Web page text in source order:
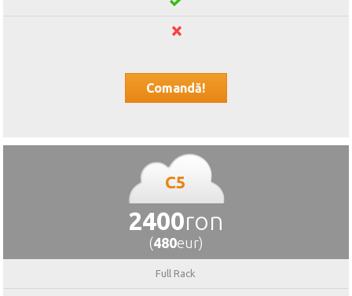
Comandă!
C5
2400ron
(480eur)
Full Rack